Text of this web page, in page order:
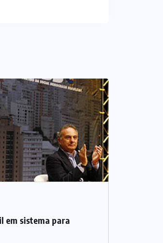
em sistema para